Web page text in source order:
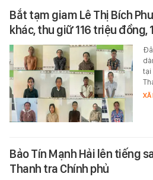
Bắt tạm giam Lê Thị Bích
khác, thu giữ 116 triệu đồng,
tại
XÃ
Bảo Tín Mạnh Hải lên tiếng
Thanh tra Chính phủ